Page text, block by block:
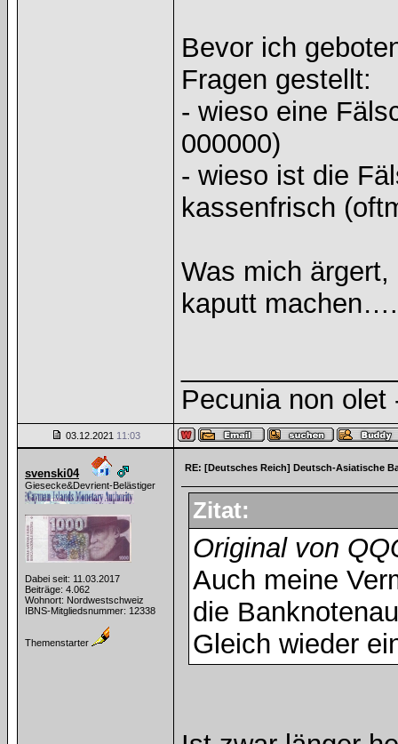
Bevor ich
Fragen gestellt:
- wieso eine
000000)
- wieso ist die
kassenfrisch
Was mich ärgert,
kaputt machen….
Pecunia non
03.12.2021 11:03
svenski04
Giesecke&Devrient-Belästiger
Dabei seit: 11.03.2017
Beiträge: 4.062
Wohnort: Nordwestschweiz
IBNS-Mitgliedsnummer: 12338
Themenstarter
RE: [Deutsches Reich] Deutsch-Asiatische
Zitat:
Original von
Auch meine
die
Gleich wieder